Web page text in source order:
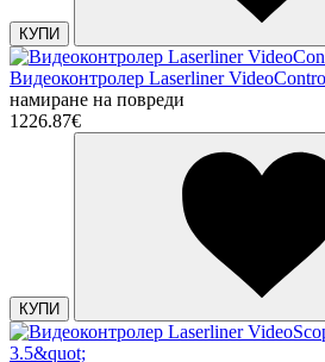
КУПИ
Видеоконтролер Laserliner
намиране на повреди
1226.87€
КУПИ